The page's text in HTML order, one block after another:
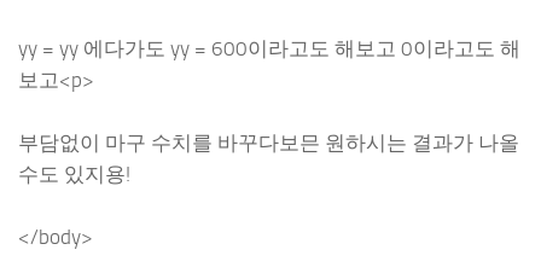
yy = yy 에다가도 yy = 600이라고도 해보고 0이라고도 해
보고<p>
부담없이 마구 수치를 바꾸다보믄 원하시는 결과가 나올
수도 있지용!
</body>